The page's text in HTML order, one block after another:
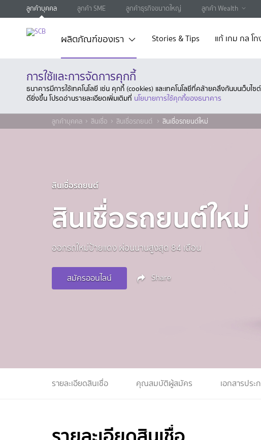
ลูกค้าบุคคล ลูกค้า SME ลูกค้าธุรกิจขนาดใหญ่ ลูกค้า Wealth
ผลิตภัณฑ์ของเรา Stories & Tips แก้ เกม กล โก
การใช้และการจัดการคุกกี้
ธนาคารมีการใช้เทคโนโลยี เช่น คุกกี้ (cookies) และเทคโนโลยีที่คล้ายคลึงกันบนเว็บ
ดียิ่งขึ้น โปรดอ่านรายละเอียดเพิ่มเติมที่ นโยบายการใช้คุกกี้ของธนาคาร
ลูกค้าบุคคล สินเชื่อ สินเชื่อรถยนต์ สินเชื่อรถยนต์ใหม่
สินเชื่อรถยนต์
สินเชื่อรถยนต์ใหม่
ออกรถใหม่ป้ายแดง ผ่อนนานสูงสุด 84 เดือน
สมัครออนไลน์ Share
รายละเอียดสินเชื่อ คุณสมบัติผู้สมัคร เอกสารปร